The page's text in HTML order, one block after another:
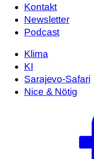
Kontakt
Newsletter
Podcast
Klima
KI
Sarajevo-Safari
Nice & Nötig